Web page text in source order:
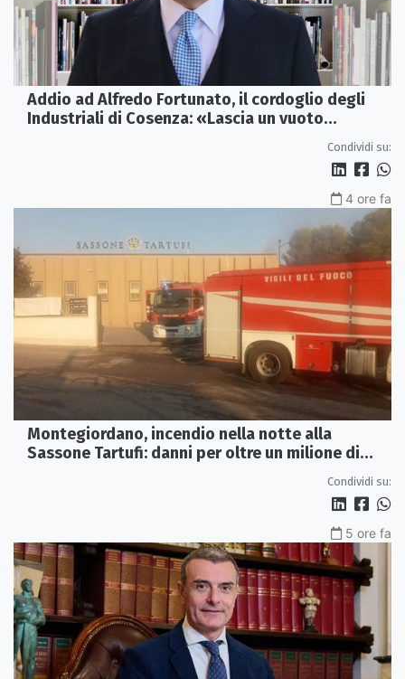
Addio ad Alfredo Fortunato, il cordoglio degli
Industriali di Cosenza: «Lascia un vuoto
Condividi su:
4 ore fa
Montegiordano, incendio nella notte alla
Sassone Tartufi: danni per oltre un milione di
Condividi su:
5 ore fa